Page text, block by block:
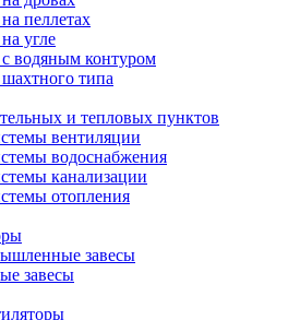
пеллетах
угле
водяным контуром
типа
и тепловых пунктов
вентиляции
водоснабжения
канализации
отопления
завесы
завесы